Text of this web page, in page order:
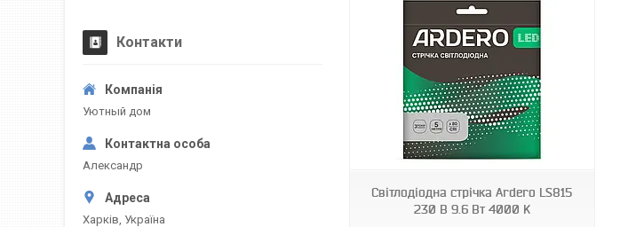
Світлодіодна стрічка Ardero LS815
230 В 9.6 Вт 4000 K
Контакти
Уютный дом
Александр
Харків, Україна